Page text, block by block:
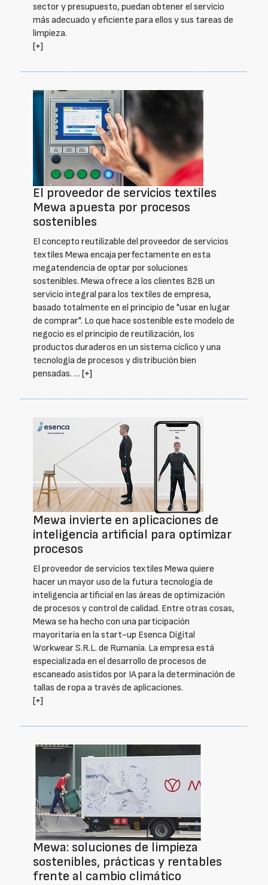
sector y presupuesto, puedan obtener el servicio
más adecuado y eficiente para ellos y sus tareas de
limpieza.
[+]
El proveedor de servicios textiles
Mewa apuesta por procesos
sostenibles
El concepto reutilizable del proveedor de servicios
textiles Mewa encaja perfectamente en esta
megatendencia de optar por soluciones
sostenibles. Mewa ofrece a los clientes B2B un
servicio integral para los textiles de empresa,
basado totalmente en el principio de "usar en lugar
de comprar". Lo que hace sostenible este modelo de
negocio es el principio de reutilización, los
productos duraderos en un sistema cíclico y una
tecnología de procesos y distribución bien
pensadas. … [+]
Mewa invierte en aplicaciones de
inteligencia artificial para optimizar
procesos
El proveedor de servicios textiles Mewa quiere
hacer un mayor uso de la futura tecnología de
inteligencia artificial en las áreas de optimización
de procesos y control de calidad. Entre otras cosas,
Mewa se ha hecho con una participación
mayoritaria en la start-up Esenca Digital
Workwear S.R.L. de Rumanía. La empresa está
especializada en el desarrollo de procesos de
escaneado asistidos por IA para la determinación de
tallas de ropa a través de aplicaciones.
[+]
Mewa: soluciones de limpieza
sostenibles, prácticas y rentables
frente al cambio climático